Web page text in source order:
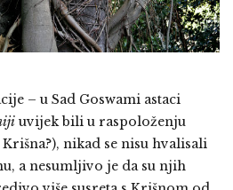
– u Sad Goswami astaci
uvijek bili u raspoloženju
nikad se nisu hvalisali
a nesumljivo je da su njih